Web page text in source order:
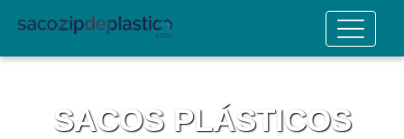
SACOS PLÁSTICOS